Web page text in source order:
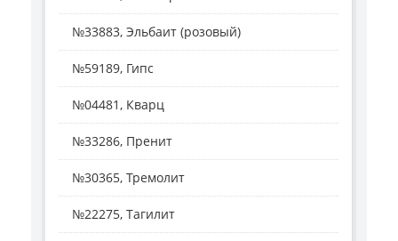
№33883, Эльбаит (розовый)
№59189, Гипс
№04481, Кварц
№33286, Пренит
№30365, Тремолит
№22275, Тагилит